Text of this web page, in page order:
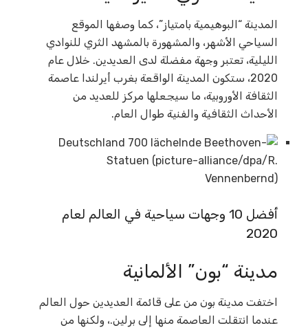
المدينة “البوهيمية بامتياز”، كما وصفها الموقع
السياحي الأشهر، والمشهورة بالمشهد الثري للنوادي
الليلية، تعتبر وجهة مفضلة لدى العديدين. خلال عام
2020، ستكون المدينة الواقعة بغرب أيرلندا عاصمة
الثقافة الأوروبية، ما سيجعلها مركز للعديد من
الأحداث الثقافية والفنية طوال العام.
أفضل 10 وجهات سياحية في العالم لعام
2020
مدينة “بون” الألمانية
اختفت مدينة بون من على قائمة العديدين حول العالم
عندما انتقلت العاصمة منها إلى برلين.، ولكنها من